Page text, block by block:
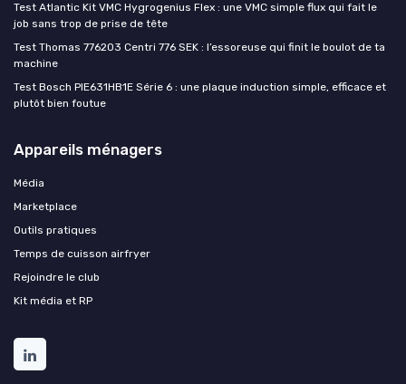
Test Atlantic Kit VMC Hygrogenius Flex : une VMC simple flux qui fait le
job sans trop de prise de tête
Test Thomas 776203 Centri 776 SEK : l’essoreuse qui finit le boulot de ta
machine
Test Bosch PIE631HB1E Série 6 : une plaque induction simple, efficace et
plutôt bien foutue
Appareils ménagers
Média
Marketplace
Outils pratiques
Temps de cuisson airfryer
Rejoindre le club
Kit média et RP